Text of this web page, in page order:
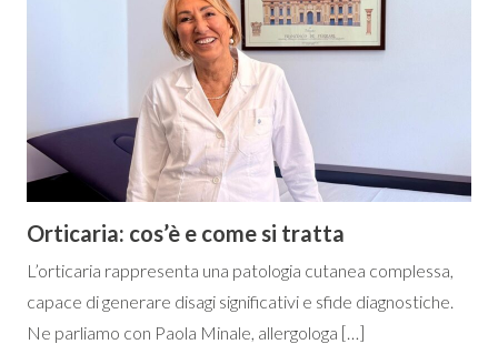
Orticaria: cos’è e come si tratta
L’orticaria rappresenta una patologia cutanea complessa,
capace di generare disagi significativi e sfide diagnostiche.
Ne parliamo con Paola Minale, allergologa […]